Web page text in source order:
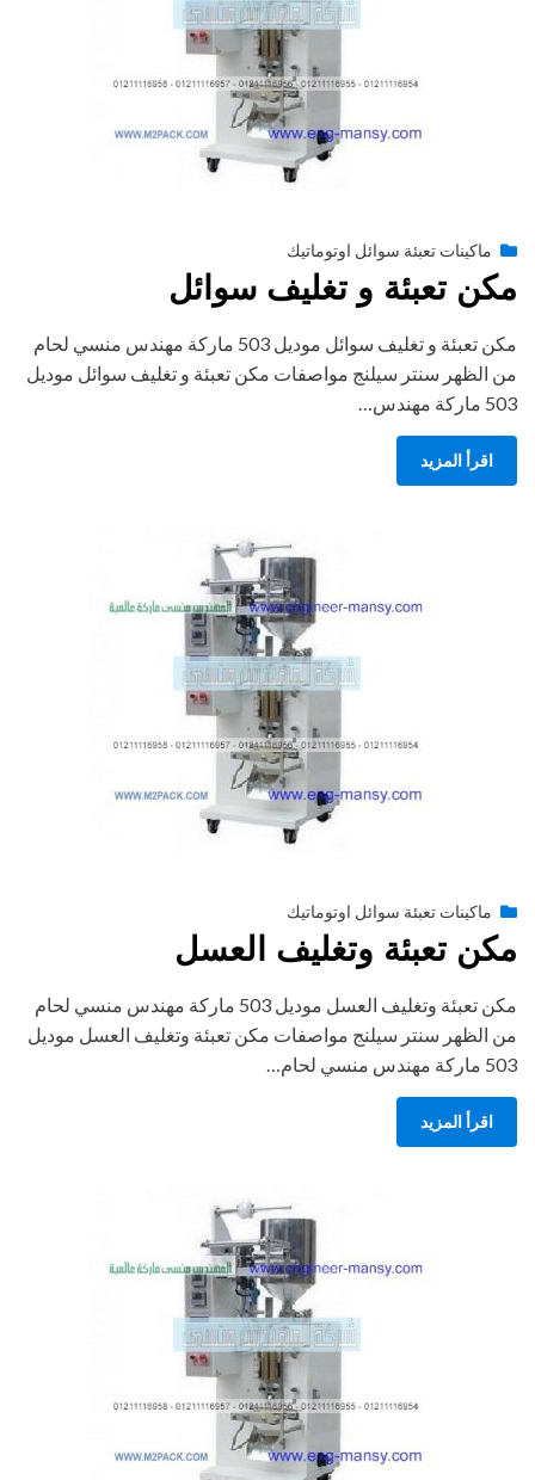
byengmansyPostedأغسطس 27, 2020
ماكينات تعبئة سوائل اوتوماتيك
مكن تعبئة و تغليف سوائل
مكن تعبئة و تغليف سوائل موديل 503 ماركة مهندس منسي لحام
من الظهر سنتر سيلنج مواصفات مكن تعبئة و تغليف سوائل موديل
503 ماركة مهندس…
اقرأ المزيد
byengmansyPostedأغسطس 27, 2020
ماكينات تعبئة سوائل اوتوماتيك
مكن تعبئة وتغليف العسل
مكن تعبئة وتغليف العسل موديل 503 ماركة مهندس منسي لحام
من الظهر سنتر سيلنج مواصفات مكن تعبئة وتغليف العسل موديل
503 ماركة مهندس منسي لحام…
اقرأ المزيد